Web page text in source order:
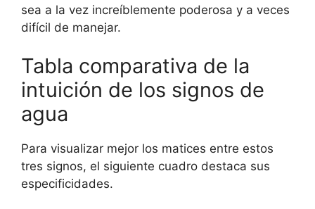
sea a la vez increíblemente poderosa y a veces
difícil de manejar.
Tabla comparativa de la
intuición de los signos de
agua
Para visualizar mejor los matices entre estos
tres signos, el siguiente cuadro destaca sus
especificidades.